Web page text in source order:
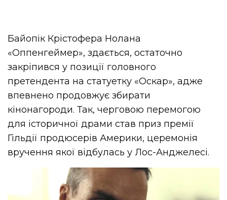
Байопік Крістофера Нолана
«Оппенгеймер», здається, остаточно
закріпився у позиції головного
претендента на статуетку «Оскар», адже
впевнено продовжує збирати
кінонагороди. Так, черговою перемогою
для історичної драми став приз премії
Гільдії продюсерів Америки, церемонія
вручення якої відбулась у Лос-Анджелесі.